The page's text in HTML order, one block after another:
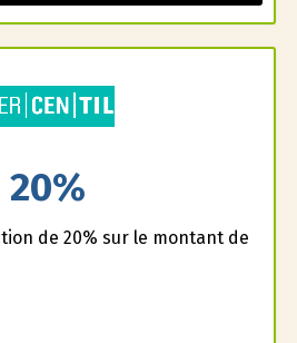
20%
de 20% sur le montant de